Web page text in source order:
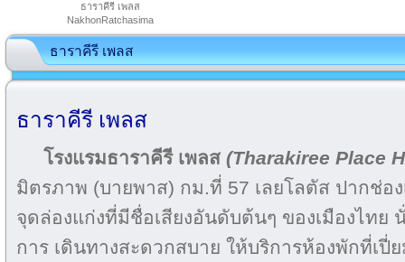
ธาราคีรี เพลส
NakhonRatchasima
ธาราคีรี เพลส
ธาราคีรี เพลส
โรงแรมธาราคีรี เพลส (Tharakiree Place
มิตรภาพ (บายพาส) กม.ที่ 57 เลยโลตัส ปากช่อง
จุดล่องแก่งที่มีชื่อเสียงอันดับต้นๆ ของเมืองไทย
การ เดินทางสะดวกสบาย ให้บริการห้องพักที่เ